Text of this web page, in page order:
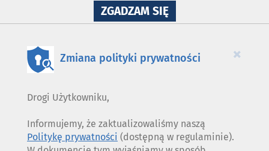
ZGADZAM SIĘNA
WYKORZYSTANIE
×
Zmiana polityki prywatności
Drogi Użytkowniku,
Informujemy, że zaktualizowaliśmy naszą
Politykę prywatności (dostępną w regulaminie).